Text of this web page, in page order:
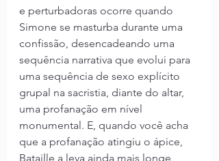
e perturbadoras ocorre quando
Simone se masturba durante uma
confissão, desencadeando uma
sequência narrativa que evolui para
uma sequência de sexo explícito
grupal na sacristia, diante do altar,
uma profanação em nível
monumental. E, quando você acha
que a profanação atingiu o ápice,
Bataille a leva ainda mais longe,